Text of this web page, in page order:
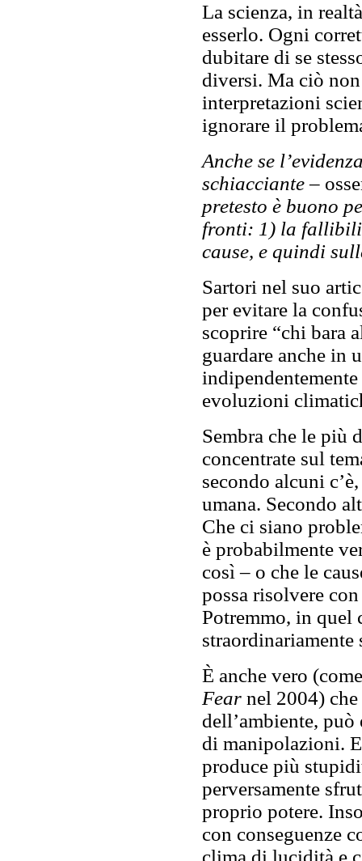
La scienza, in
esserlo. Ogni
dubitare di se
diversi. Ma ciò
interpretazioni
ignorare il
Anche se
schiacciante–
pretesto è buono
fronti: 1) la
cause, e quindi
Sartori nel suo
per evitare la
scoprire “chi bara
guardare anche in
evoluzioni
Sembra che le più
concentrate sul
secondo alcuni
umana. Secondo
Che ci siano
è probabilmente
così – o che le
possa risolvere
Potremmo, in quel
straordinariamente
È anche vero
Fear nel 2004) che
dell’ambiente, può
di manipolazioni.
produce più
perversamente
proprio potere.
con conseguenze
clima di lucidità e